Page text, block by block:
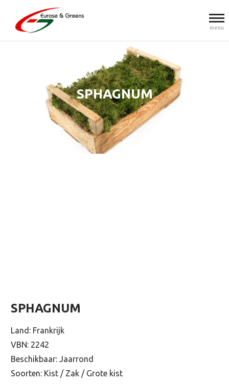
menu
SPHAGNUM
SPHAGNUM
Land: Frankrijk
VBN: 2242
Beschikbaar: Jaarrond
Soorten: Kist / Zak / Grote kist